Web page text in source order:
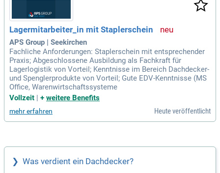
Lagermitarbeiter_in mit Staplerschein
APS Group | Seekirchen
Fachliche Anforderungen: Staplerschein mit entsprechender
Praxis; Abgeschlossene Ausbildung als Fachkraft für
Lagerlogistik von Vorteil; Kenntnisse im Bereich Dachdecker-
und Spenglerprodukte von Vorteil; Gute EDV-Kenntnisse (MS
Office, Warenwirtschaftssysteme
Vollzeit | + weitere Benefits
mehr erfahren Heute veröffentlicht
Was verdient ein Dachdecker?